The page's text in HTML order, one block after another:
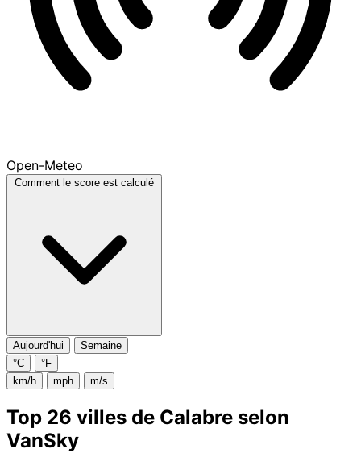
Open-Meteo
Comment le score est calculé
Aujourd'hui
Semaine
°C
°F
km/h
mph m/s
Top 26 villes de Calabre selon
VanSky